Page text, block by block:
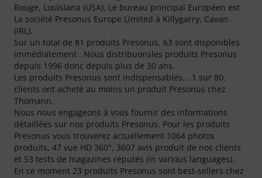
Rouge, Louisiana (USA). Le bureau principal Européen est
La société Presonus Europe Limited à Killygarry, Cavan
(IRL).
Sur un total de 81 produits Presonus, 63 sont disponibles
immédiatement . Nous distribuonsles produits Presonus
depuis 1996 donc depuis plus de 30 ans.
Les produits Presonus sont indispensables... 1 sur 80.
clients ont acheté au moins un produit Presonus chez
Thomann.
Nous nous engageons à vous fournir des informations
détaillées sur nos produits Presonus. Pour les produits
Presonus vous trouverez actuellement 1064 photos
produits, 47 vue HD 360°, 3607 avis produit de nos clients
et 53 tests de magazines réputés (in various languages).
En ce moment 23 produits Presonus sont best-sellers chez